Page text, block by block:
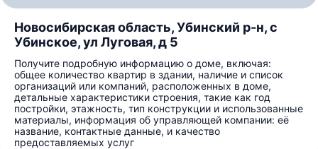
Новосибирская область, Убинский р-н, с
Убинское, ул Луговая, д 5
Получите подробную информацию о доме, включая:
общее количество квартир в здании, наличие и список
организаций или компаний, расположенных в доме,
детальные характеристики строения, такие как год
постройки, этажность, тип конструкции и использованные
материалы, информация об управляющей компании: её
название, контактные данные, и качество
предоставляемых услуг